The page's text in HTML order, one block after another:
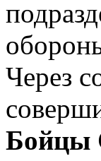
Через
Бойцы